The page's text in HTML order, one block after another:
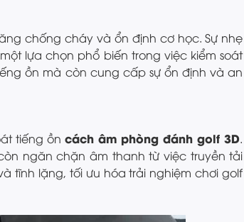
chống cháy và ổn định cơ học. Sự nhẹ
lựa chọn phổ biến trong việc kiểm soát
ồn mà còn cung cấp sự ổn định và an
tiếng ồn cách âm phòng đánh golf 3D.
ngăn chặn âm thanh từ việc truyền tải
tĩnh lặng, tối ưu hóa trải nghiệm chơi golf